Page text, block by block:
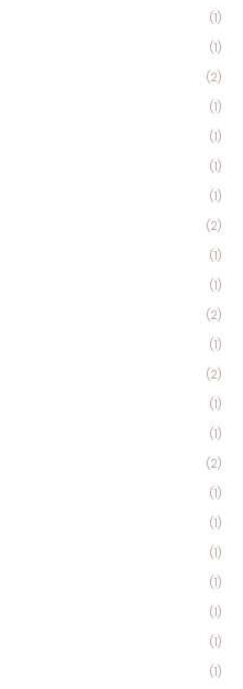
(1)
(1)
(2)
(1)
(1)
(1)
(1)
(2)
(1)
(1)
(2)
(1)
(2)
(1)
(1)
(2)
(1)
(1)
(1)
(1)
(1)
(1)
(1)